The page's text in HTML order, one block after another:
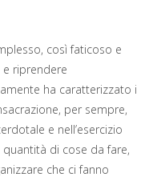
così faticoso e
riprendere
ha caratterizzato i
per sempre,
e nell’esercizio
di cose da fare,
che ci fanno